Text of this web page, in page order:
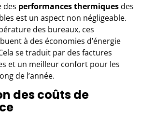
des performances thermiquesdes
est un aspect non négligeable.
des bureaux, ces
à des économies d’énergie
se traduit par des factures
et un meilleur confort pour les
de l’année.
des coûts de